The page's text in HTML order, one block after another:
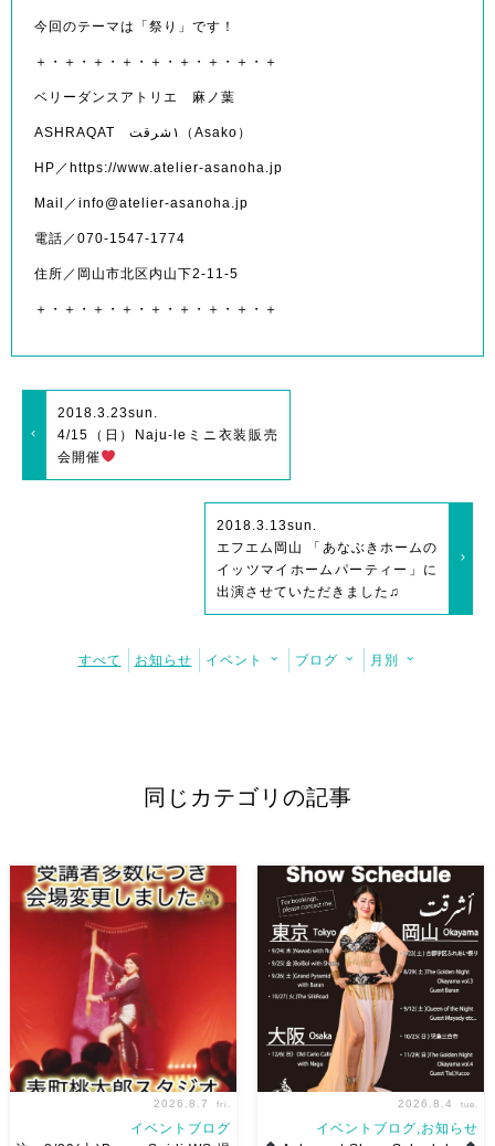
今回のテーマは 「祭り」です！
＋・＋・＋・＋・＋・＋・＋・＋・＋
ベリーダンスアトリエ 麻ノ葉
ASHRAQAT ١شرقت（Asako）
HP／https://www.atelier-asanoha.jp
Mail／info@atelier-asanoha.jp
電話／070-1547-1774
住所／岡山市北区内山下2-11-5
＋・＋・＋・＋・＋・＋・＋・＋・＋
2018.3.23sun.
4/15（日）Naju-leミニ衣装販売
会開催
2018.3.13sun.
エフエム岡山 「あなぶきホームの
イッツマイホームパーティー」に
出演させていただきました♫
すべて お知らせ イベント ブログ 月別
同じカテゴリの記事
2026.8.7 fri.
イベントブログ
2026.8.4 tue.
イベントブログ,お知らせ